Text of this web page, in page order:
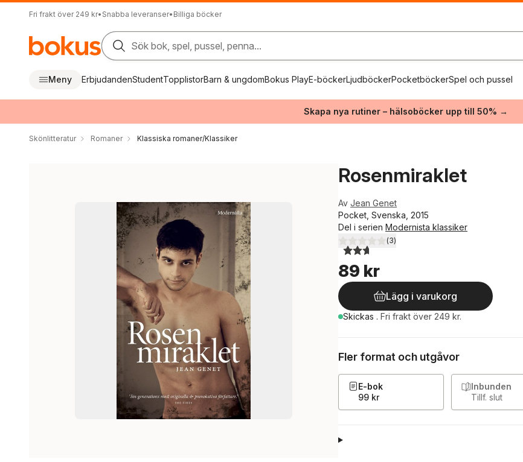
Fri frakt över 249 kr• Snabba leveranser• Billiga böcker
Sök bok, spel, pussel, penna...
Meny ErbjudandenStudentTopplistorBarn & ungdomBokus PlayE-böckerLjudböckerPocketböckerSpel och pussel
Skapa nya rutiner – hälsoböcker upp till 50% →
Skönlitteratur Romaner Klassiska romaner/Klassiker
Rosenmiraklet
Av Jean Genet
Pocket, Svenska, 2015
Del i serien Modernista klassiker
2,7utav 5 stjärnor. Totalt antal röster:
(3)
89 kr
Lägg i varukorg
Skickas . Fri frakt över 249 kr.
Fler format och utgåvor
E-bok
99 kr
Inbunden
Tillf. slut